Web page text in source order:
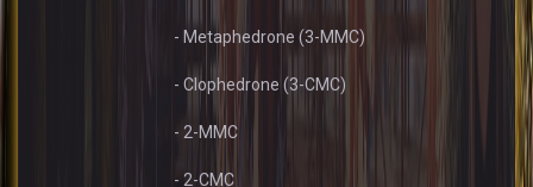
- Metaphedrone (3-MMC)
- Clophedrone (3-CMC)
- 2-MMC
- 2-CMC